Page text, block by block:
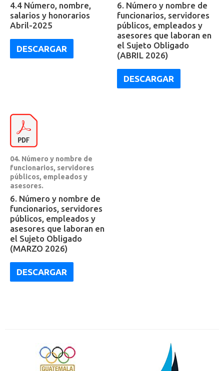
4.4 Número, nombre,
salarios y honorarios
Abril-2025
DESCARGAR
6. Número y nombre de
funcionarios, servidores
públicos, empleados y
asesores que laboran en
el Sujeto Obligado
(ABRIL 2026)
DESCARGAR
04. Número y nombre de
funcionarios, servidores
públicos, empleados y
asesores.
6. Número y nombre de
funcionarios, servidores
públicos, empleados y
asesores que laboran en
el Sujeto Obligado
(MARZO 2026)
DESCARGAR